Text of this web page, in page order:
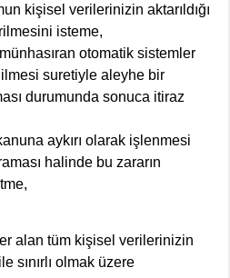
kişisel verilerinizin aktarıldığı
isteme,
otomatik sistemler
suretiyle aleyhe bir
durumunda sonuca itiraz
aykırı olarak işlenmesi
halinde bu zararın
alan tüm kişisel verilerinizin
sınırlı olmak üzere